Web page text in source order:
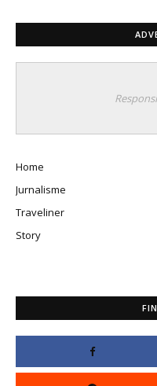
Home
Jurnalisme
Traveliner
Story